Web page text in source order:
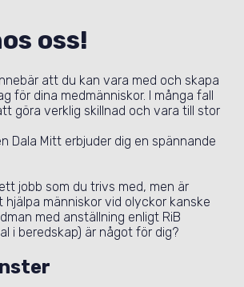
oss!
att du kan vara med och skapa
för dina medmänniskor. I många fall
göra verklig skillnad och vara till stor
Dala Mitt erbjuder dig en spännande
jobb som du trivs med, men är
människor vid olyckor kanske
med anställning enligt RiB
i beredskap) är något för dig?